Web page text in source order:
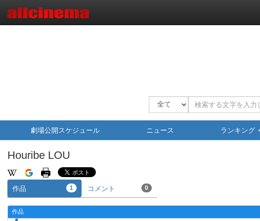
劇場公開スケジュール ニュース ランキング
Houribe LOU
作品 1 コメント 0
作品